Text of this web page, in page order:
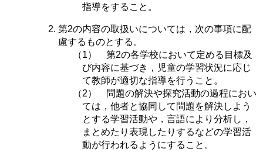
指導をすること。
第2の内容の取扱いについては，次の事項に配
慮するものとする。
（1） 第2の各学校において定める目標及
び内容に基づき，児童の学習状況に応じ
て教師が適切な指導を行うこと。
（2） 問題の解決や探究活動の過程におい
ては，他者と協同して問題を解決しよう
とする学習活動や，言語により分析し，
まとめたり表現したりするなどの学習活
動が行われるようにすること。